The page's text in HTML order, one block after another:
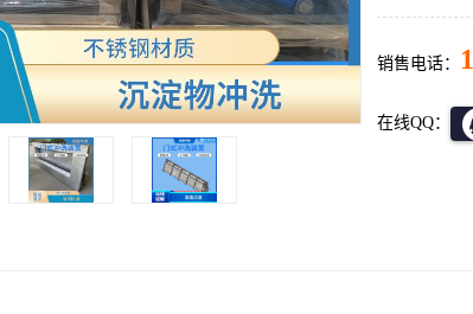
销售电话：
在线QQ：